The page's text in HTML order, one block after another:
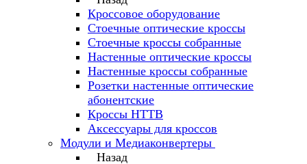
Кроссовое оборудование
Стоечные оптические кроссы
Стоечные кроссы собранные
Настенные оптические кроссы
Настенные кроссы собранные
Розетки настенные оптические
абонентские
Кроссы HTTB
Аксессуары для кроссов
Модули и Медиаконвертеры
Назад